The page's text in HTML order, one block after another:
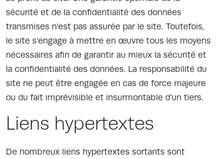
sécurité et de la confidentialité des données
transmises n’est pas assurée par le site. Toutefois,
le site s’engage à mettre en œuvre tous les moyens
nécessaires afin de garantir au mieux la sécurité et
la confidentialité des données. La responsabilité du
site ne peut être engagée en cas de force majeure
ou du fait imprévisible et insurmontable d’un tiers.
Liens hypertextes
De nombreux liens hypertextes sortants sont